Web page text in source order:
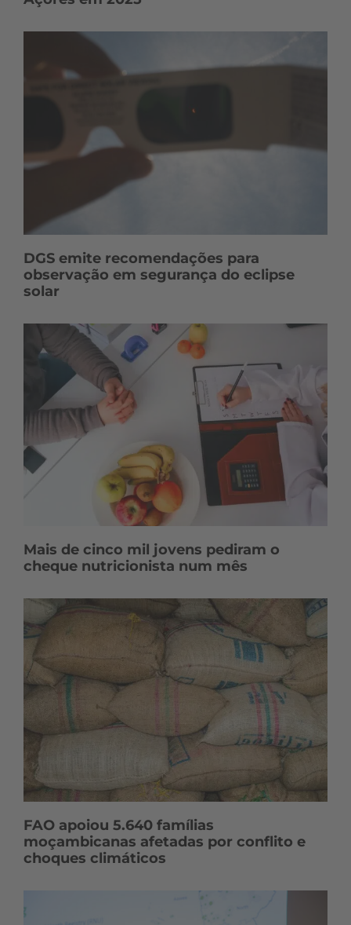
DGS emite recomendações para
observação em segurança do eclipse
solar
Mais de cinco mil jovens pediram o
cheque nutricionista num mês
FAO apoiou 5.640 famílias
moçambicanas afetadas por conflito e
choques climáticos